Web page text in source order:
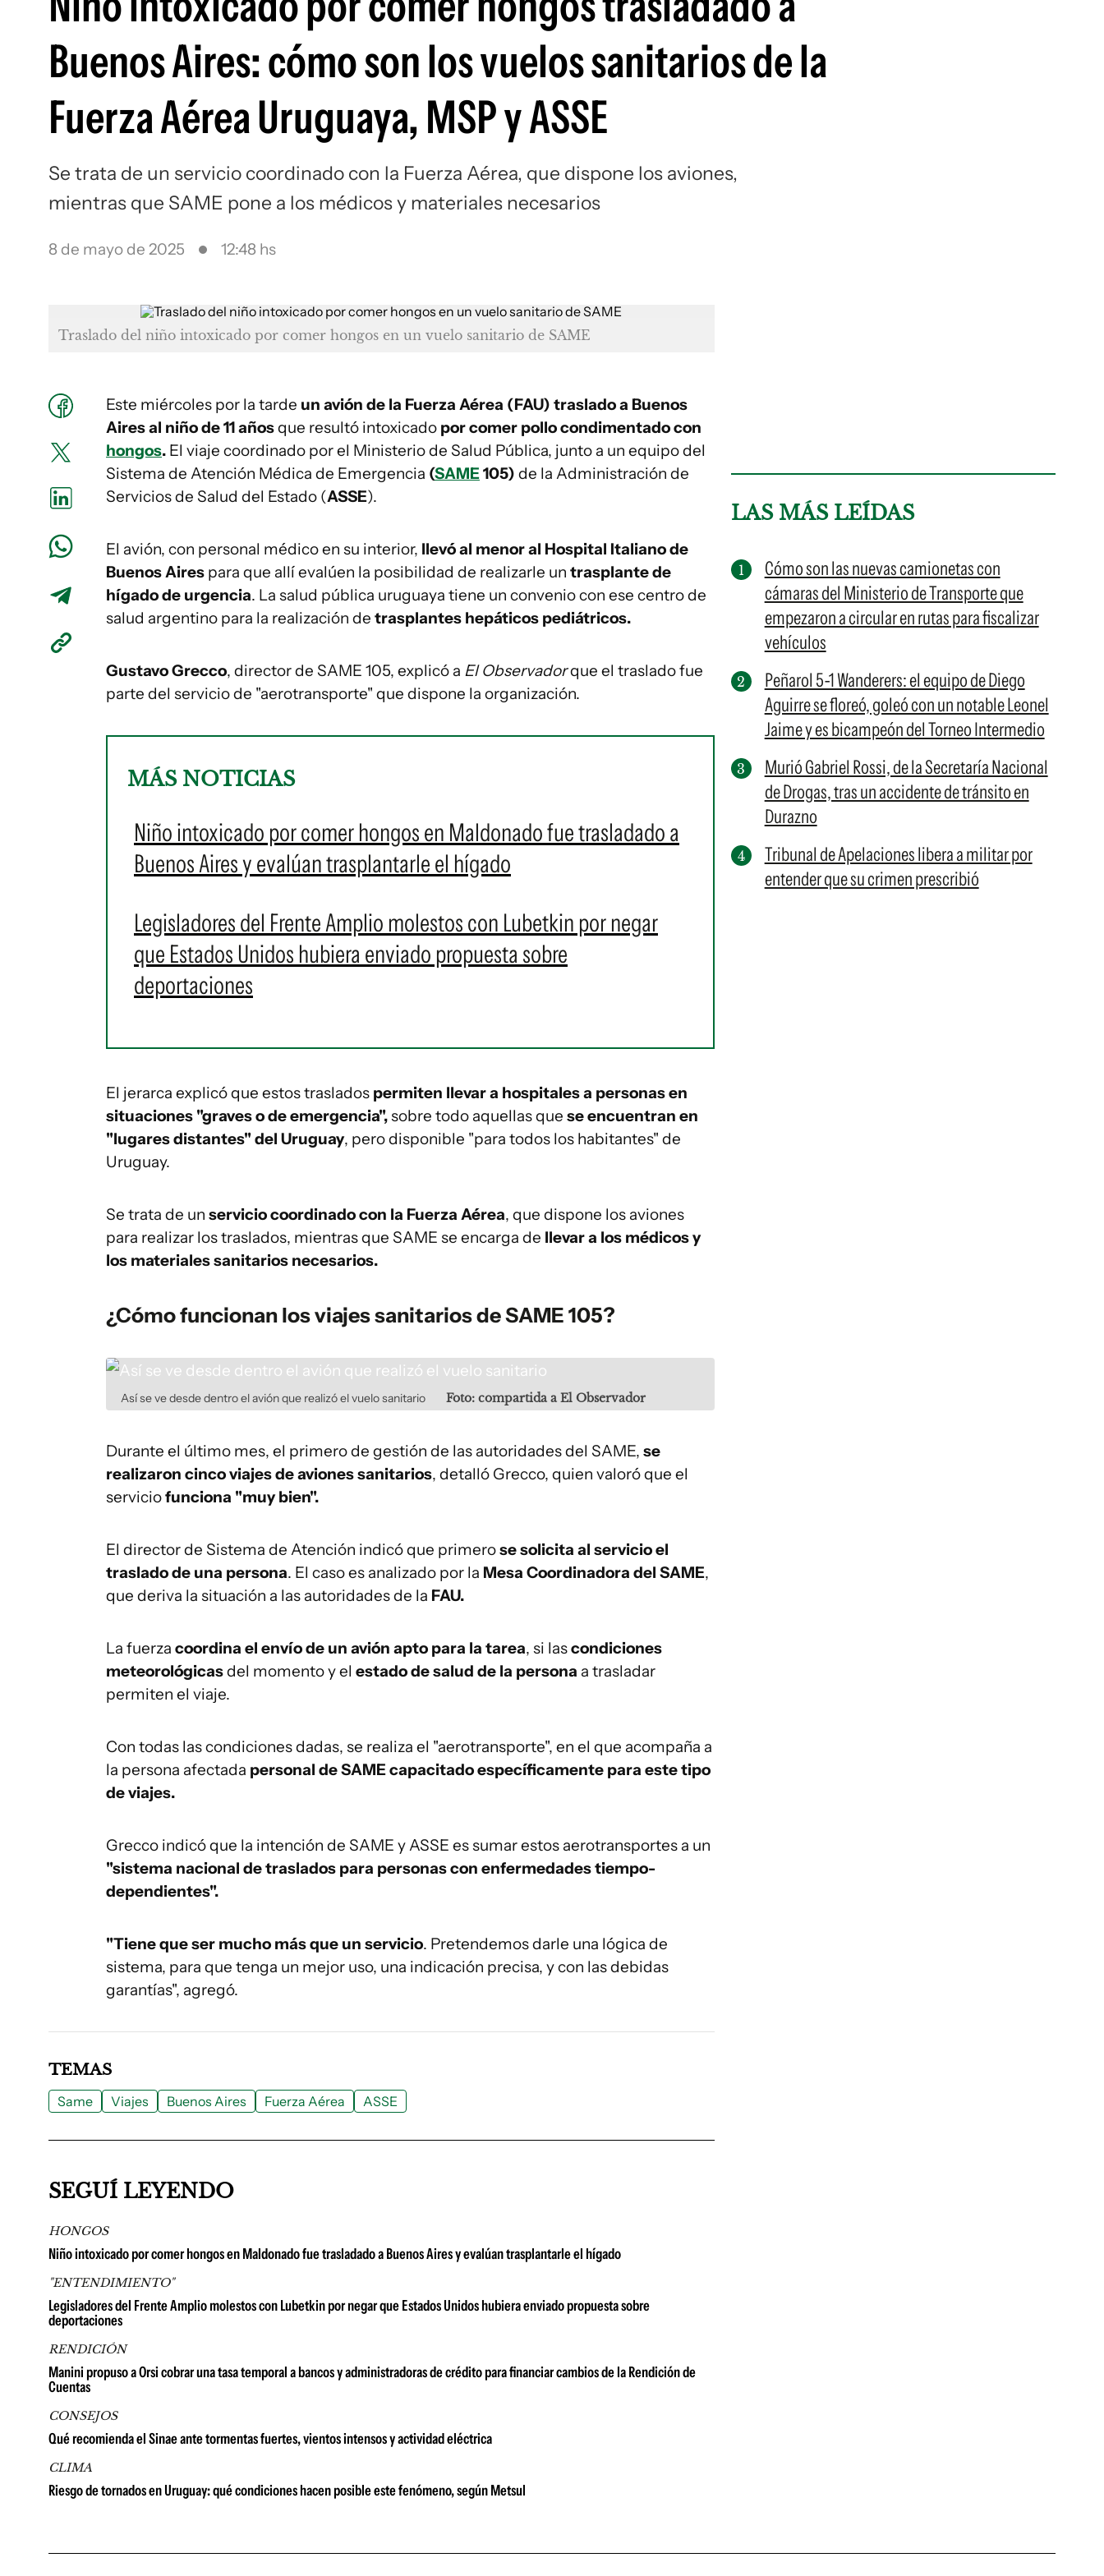
Buenos Aires: cómo son los vuelos sanitarios de la
Fuerza Aérea Uruguaya, MSP y ASSE
Se trata de un servicio coordinado con la Fuerza Aérea, que dispone los aviones,
mientras que SAME pone a los médicos y materiales necesarios
8 de mayo de 2025 12:48 hs
Traslado del niño intoxicado por comer hongos en un vuelo sanitario de SAME
Este miércoles por la tarde un avión de la Fuerza Aérea (FAU) traslado a Buenos
Aires al niño de 11 añosque resultó intoxicado por comer pollo condimentado con
hongos. El viaje coordinado por el Ministerio de Salud Pública, junto a un equipo del
Sistema de Atención Médica de Emergencia (SAME105) de la Administración de
Servicios de Salud del Estado (ASSE).
El avión, con personal médico en su interior, llevó al menor al Hospital Italiano de
Buenos Aires para que allí evalúen la posibilidad de realizarle un trasplante de
hígado de urgencia. La salud pública uruguaya tiene un convenio con ese centro de
salud argentino para la realización de trasplantes hepáticos pediátricos.
Gustavo Grecco, director de SAME 105, explicó a El Observadorque el traslado fue
parte del servicio de "aerotransporte" que dispone la organización.
MÁS NOTICIAS
Niño intoxicado por comer hongos en Maldonado fue trasladado a
Buenos Aires y evalúan trasplantarle el hígado
Legisladores del Frente Amplio molestos con Lubetkin por negar
que Estados Unidos hubiera enviado propuesta sobre
deportaciones
El jerarca explicó que estos traslados permiten llevar a hospitales a personas en
situaciones "graves o de emergencia",sobre todo aquellas que se encuentran en
"lugares distantes" del Uruguay, pero disponible "para todos los habitantes" de
Uruguay.
Se trata de un servicio coordinado con la Fuerza Aérea, que dispone los aviones
para realizar los traslados, mientras que SAME se encarga de llevar a los médicos y
los materiales sanitarios necesarios.
¿Cómo funcionan los viajes sanitarios de SAME 105?
Así se ve desde dentro el avión que realizó el vuelo sanitario Foto: compartida a El Observador
Durante el último mes, el primero de gestión de las autoridades del SAME, se
realizaron cinco viajes de aviones sanitarios, detalló Grecco, quien valoró que el
serviciofunciona "muy bien".
El director de Sistema de Atención indicó que primerose solicita al servicio el
traslado de una persona. El caso es analizado por la Mesa Coordinadora del SAME,
que deriva la situación a las autoridades de la FAU.
La fuerza coordina el envío de un avión apto para la tarea, si lascondiciones
meteorológicasdel momento y el estado de salud de la persona a trasladar
permiten el viaje.
Con todas las condiciones dadas, se realiza el "aerotransporte", en el que acompaña a
la persona afectada personal de SAME capacitado específicamente para este tipo
de viajes.
Grecco indicó que la intención de SAME y ASSE es sumar estos aerotransportes a un
"sistema nacional de traslados para personas con enfermedades tiempo-
dependientes".
"Tiene que ser mucho más que un servicio. Pretendemos darle una lógica de
sistema, para que tenga un mejor uso, una indicación precisa, y con las debidas
garantías", agregó.
LAS MÁS LEÍDAS
Cómo son las nuevas camionetas con
cámaras del Ministerio de Transporte que
empezaron a circular en rutas para fiscalizar
vehículos
Peñarol 5-1 Wanderers: el equipo de Diego
Aguirre se floreó, goleó con un notable Leonel
Jaime y es bicampeón del Torneo Intermedio
Murió Gabriel Rossi, de la Secretaría Nacional
de Drogas, tras un accidente de tránsito en
Durazno
Tribunal de Apelaciones libera a militar por
entender que su crimen prescribió
TEMAS
Same Viajes Buenos Aires Fuerza Aérea ASSE
SEGUÍ LEYENDO
HONGOS
Niño intoxicado por comer hongos en Maldonado fue trasladado a Buenos Aires y evalúan trasplantarle el hígado
"ENTENDIMIENTO"
Legisladores del Frente Amplio molestos con Lubetkin por negar que Estados Unidos hubiera enviado propuesta sobre
deportaciones
RENDICIÓN
Manini propuso a Orsi cobrar una tasa temporal a bancos y administradoras de crédito para financiar cambios de la Rendición de
Cuentas
CONSEJOS
Qué recomienda el Sinae ante tormentas fuertes, vientos intensos y actividad eléctrica
CLIMA
Riesgo de tornados en Uruguay: qué condiciones hacen posible este fenómeno, según Metsul